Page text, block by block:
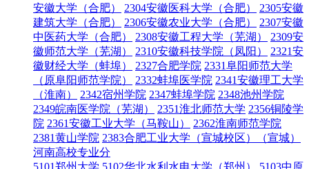
安徽大学（合肥）
2304安徽医科大学（合肥）
2305安徽
建筑大学（合肥）
2306安徽农业大学（合肥）
2307安徽
中医药大学（合肥）
2308安徽工程大学（芜湖）
2309安
徽师范大学（芜湖）
2310安徽科技学院（凤阳）
2321安
徽财经大学（蚌埠）
2327合肥学院 2331阜阳师范大学
（原阜阳师范学院）
2332蚌埠医学院 2341安徽理工大学
（淮南）
2342宿州学院 2347蚌埠学院 2348池州学院
2349皖南医学院（芜湖）
2351淮北师范大学 2356铜陵学
院 2361安徽工业大学（马鞍山）
2362淮南师范学院
2381黄山学院 2383合肥工业大学（宣城校区）（宣城）
河南高校专业分
5101郑州大学 5102华北水利水电大学（郑州） 5103中原